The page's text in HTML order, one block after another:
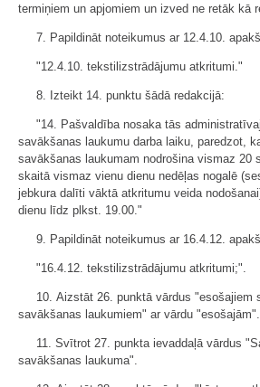
termiņiem un apjomiem un izved ne retāk kā
7. Papildināt noteikumus ar 12.4.10.
"12.4.10. tekstilizstrādājumu atkritumi."
8. Izteikt 14. punktu šādā redakcijā:
"14. Pašvaldība nosaka tās
savākšanas laukumu darba laiku, paredzot,
savākšanas laukumam nodrošina vismaz 20
skaitā vismaz vienu dienu nedēļas nogalē
jebkura dalīti vāktā atkritumu veida
dienu līdz plkst. 19.00."
9. Papildināt noteikumus ar 16.4.12.
"16.4.12. tekstilizstrādājumu atkritumi;".
10. Aizstāt 26. punktā vārdus "esošajiem
savākšanas laukumiem" ar vārdu "esošajām".
11. Svītrot 27. punkta ievaddaļā vārdus
savākšanas laukuma".